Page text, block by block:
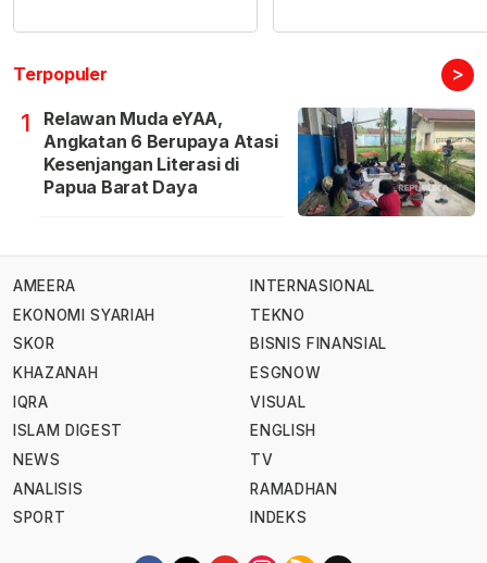
Terpopuler >
1
Relawan Muda eYAA,
Angkatan 6 Berupaya Atasi
Kesenjangan Literasi di
Papua Barat Daya
AMEERA
EKONOMI SYARIAH
SKOR
KHAZANAH
IQRA
ISLAM DIGEST
NEWS
ANALISIS
SPORT
INTERNASIONAL
TEKNO
BISNIS FINANSIAL
ESGNOW
VISUAL
ENGLISH
TV
RAMADHAN
INDEKS